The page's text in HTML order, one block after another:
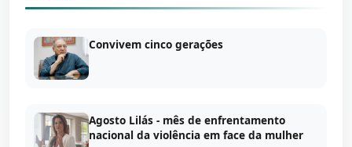
Convivem cinco gerações
Agosto Lilás - mês de enfrentamento
nacional da violência em face da mulher